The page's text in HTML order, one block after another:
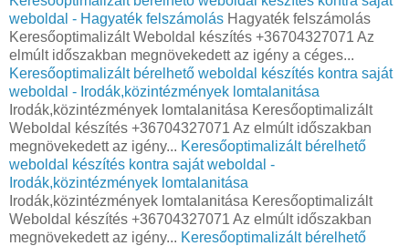
weboldal - Hagyaték felszámolás Hagyaték felszámolás
Keresőoptimalizált Weboldal készítés +36704327071 Az
elmúlt időszakban megnövekedett az igény a céges...
Keresőoptimalizált bérelhető weboldal készítés kontra saját
weboldal - Irodák,közintézmények lomtalanitása
Irodák,közintézmények lomtalanitása Keresőoptimalizált
Weboldal készítés +36704327071 Az elmúlt időszakban
megnövekedett az igény... Keresőoptimalizált bérelhető
weboldal készítés kontra saját weboldal -
Irodák,közintézmények lomtalanitása
Irodák,közintézmények lomtalanitása Keresőoptimalizált
Weboldal készítés +36704327071 Az elmúlt időszakban
megnövekedett az igény... Keresőoptimalizált bérelhető